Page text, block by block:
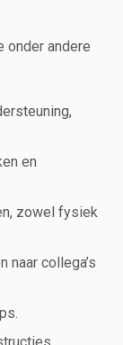
onder andere
en
zowel fysiek
naar collega’s